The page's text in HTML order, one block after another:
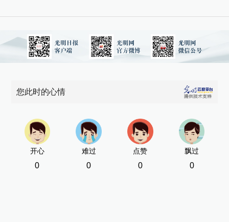
您此时的心情
开心
0
难过
0
点赞
0
飘过
0